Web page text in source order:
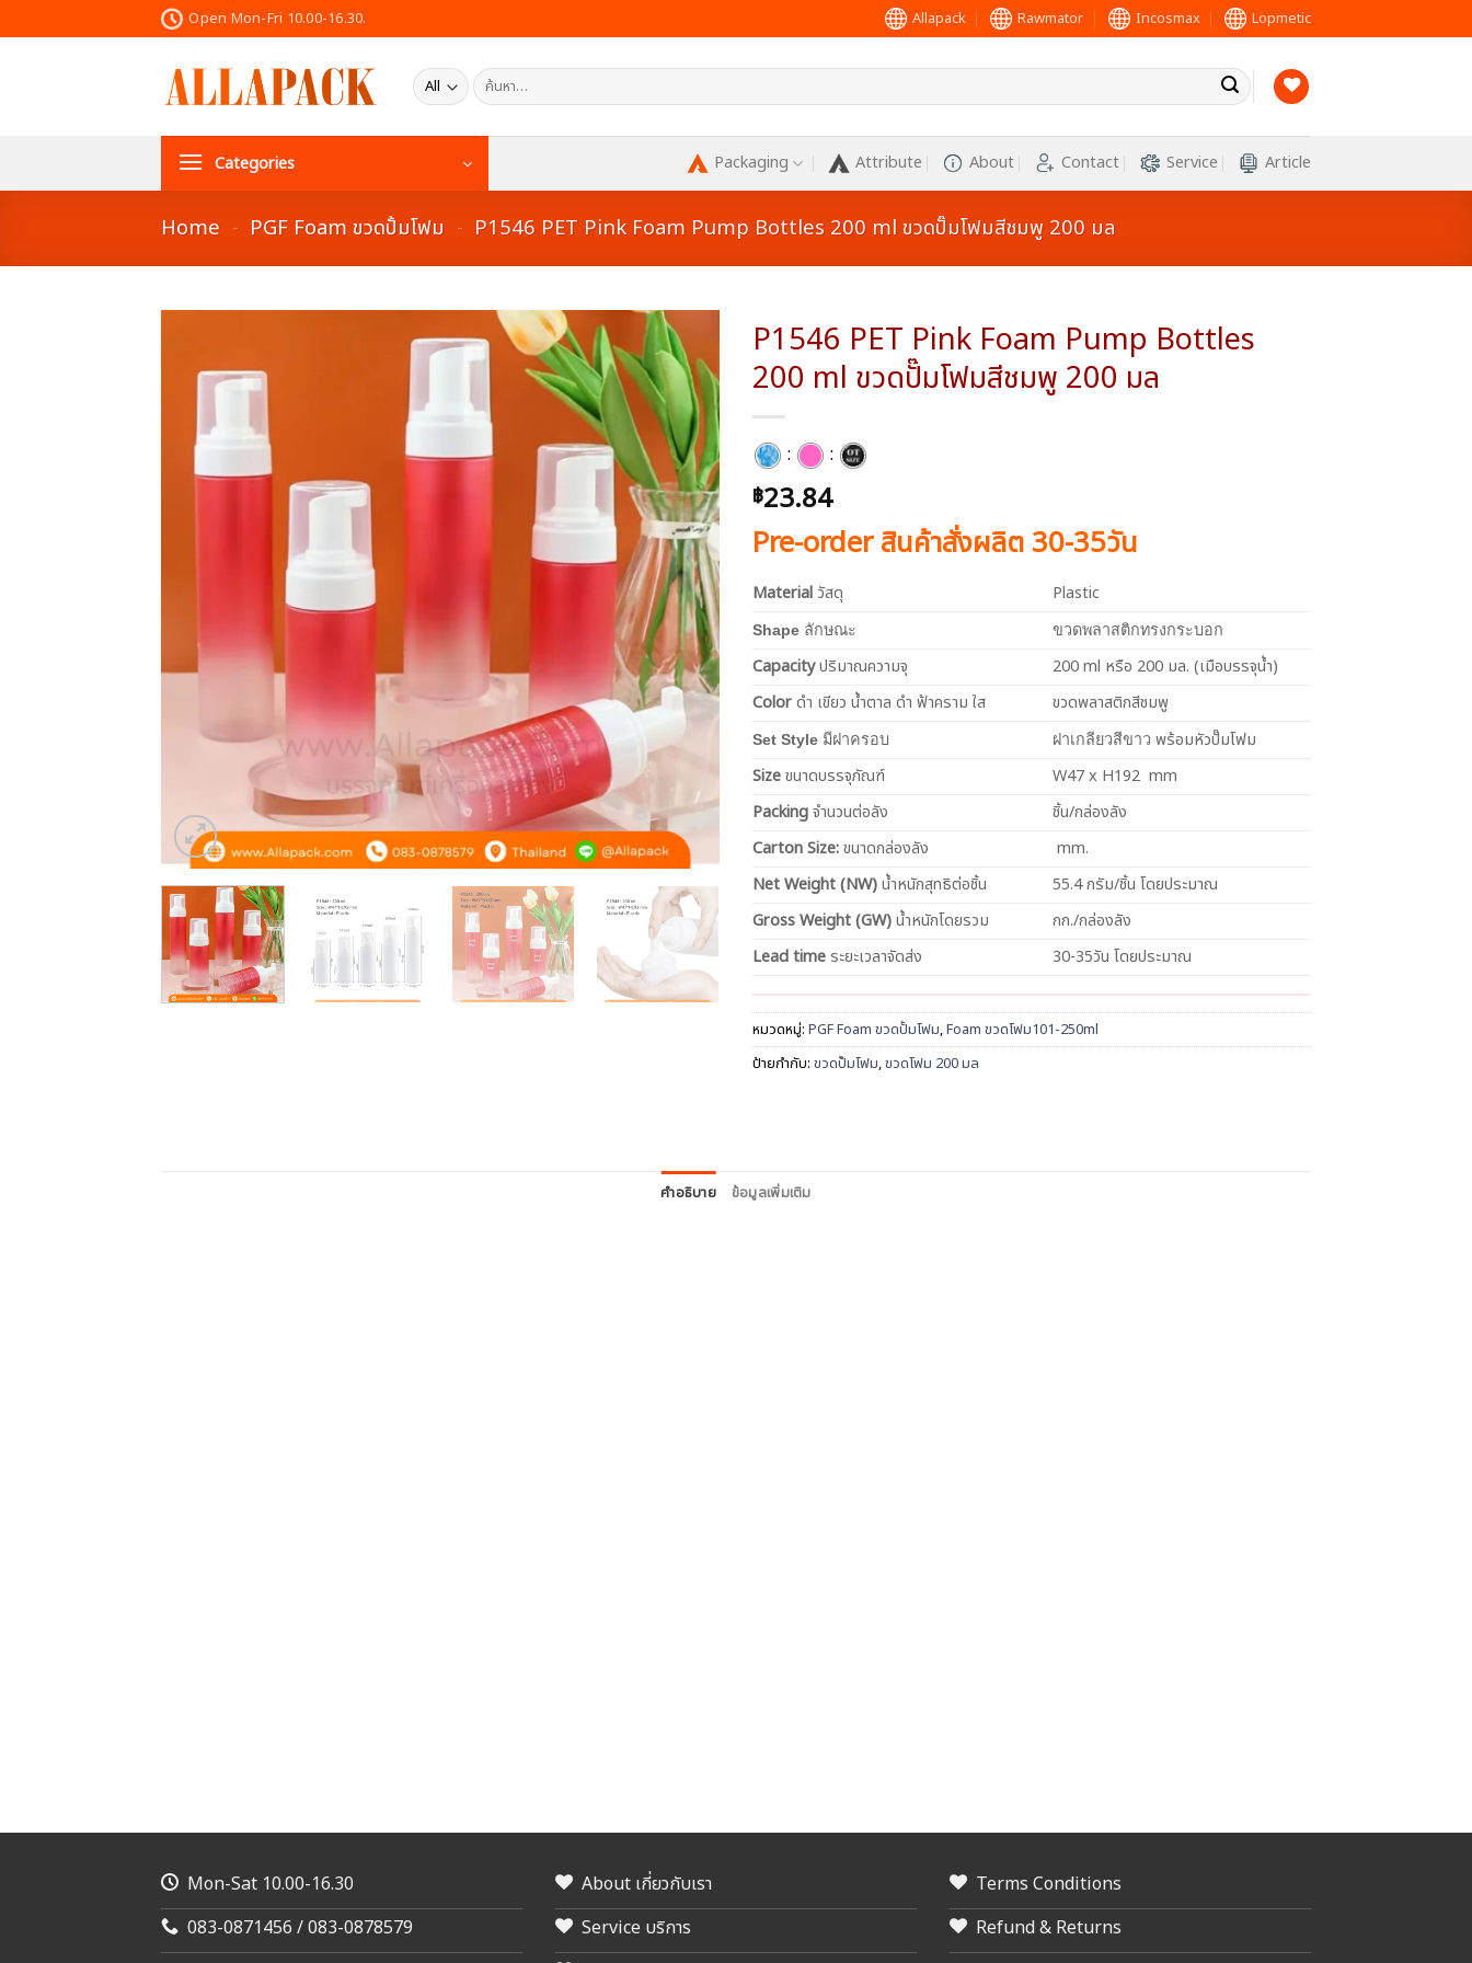
to
Open Mon-Fri 10.00-16.30. Allapack Rawmator Incosmax Lopmetic
ค้นหา:
Categories Packaging Attribute About Contact Service Article
Home - PGF Foam ขวดปั้มโฟม - P1546 PET Pink Foam Pump Bottles 200 ml ขวดปั๊มโฟมสีชมพู 200 มล
Add to
wishlist
P1546 PET Pink Foam Pump Bottles
200 ml ขวดปั๊มโฟมสีชมพู 200 มล
: :
฿23.84
Pre-order สินค้าสั่งผลิต 30-35วัน
Material วัสดุ Plastic
Shape ลักษณะ ขวดพลาสติกทรงกระบอก
Capacityปริมาณความจุ
200 ml หรือ 200 มล. (เมือบรรจุน้ำ)
Colorดำ เขียว น้ำตาล ดำ ฟ้าคราม ใส ขวดพลาสติกสีชมพู
Set Style มีฝาครอบ ฝาเกลียวสีขาว พร้อมหัวปั๊มโฟม
Sizeขนาดบรรจุภัณฑ์
W47 x H192 mm
Packingจำนวนต่อลัง
ชิ้น/กล่องลัง
Carton Size:ขนาดกล่องลัง
mm.
NetWeight (NW)น้ำหนักสุทธิต่อชิ้น
55.4 กรัม/ชิ้น โดยประมาณ
Gross Weight (GW)น้ำหนักโดยรวม
กก./กล่องลัง
Lead time ระยะเวลาจัดส่ง 30-35วัน โดยประมาณ
หมวดหมู่: PGF Foam ขวดปั้มโฟม,Foam ขวดโฟม101-250ml
ป้ายกำกับ: ขวดปั๊มโฟม,ขวดโฟม 200 มล
คำอธิบาย ข้อมูลเพิ่มเติม
Mon-Sat 10.00-16.30
083-0871456 / 083-0878579
About เกี่ยวกับเรา
Service บริการ
Terms Conditions
Refund & Returns